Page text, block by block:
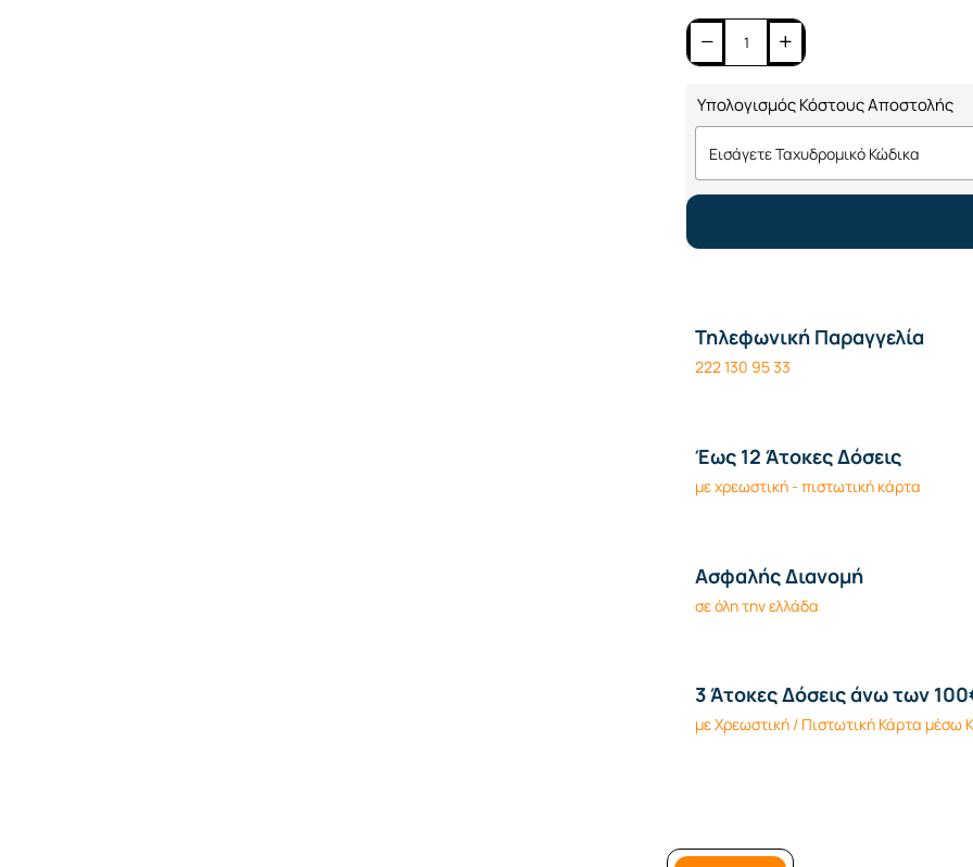
Υπολογισμός Κόστους Αποστολής
Τηλεφωνική Παραγγελία
222 130 95 33
Έως 12 Άτοκες Δόσεις
με χρεωστική - πιστωτική κάρτα
Ασφαλής Διανομή
σε όλη την ελλάδα
3 Άτοκες Δόσεις άνω των
με Χρεωστική / Πιστωτική Κάρτα μέσω